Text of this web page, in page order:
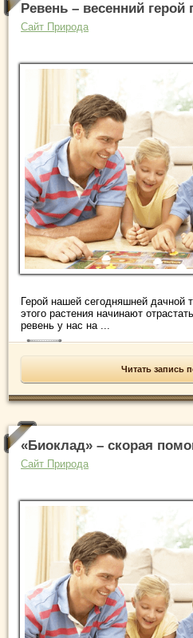
Ревень – весенний герой
Сайт Природа
Герой нашей сегодняшней дачной
этого растения начинают
ревень у нас на ...
Читать запись
«Биоклад» – скорая
Сайт Природа